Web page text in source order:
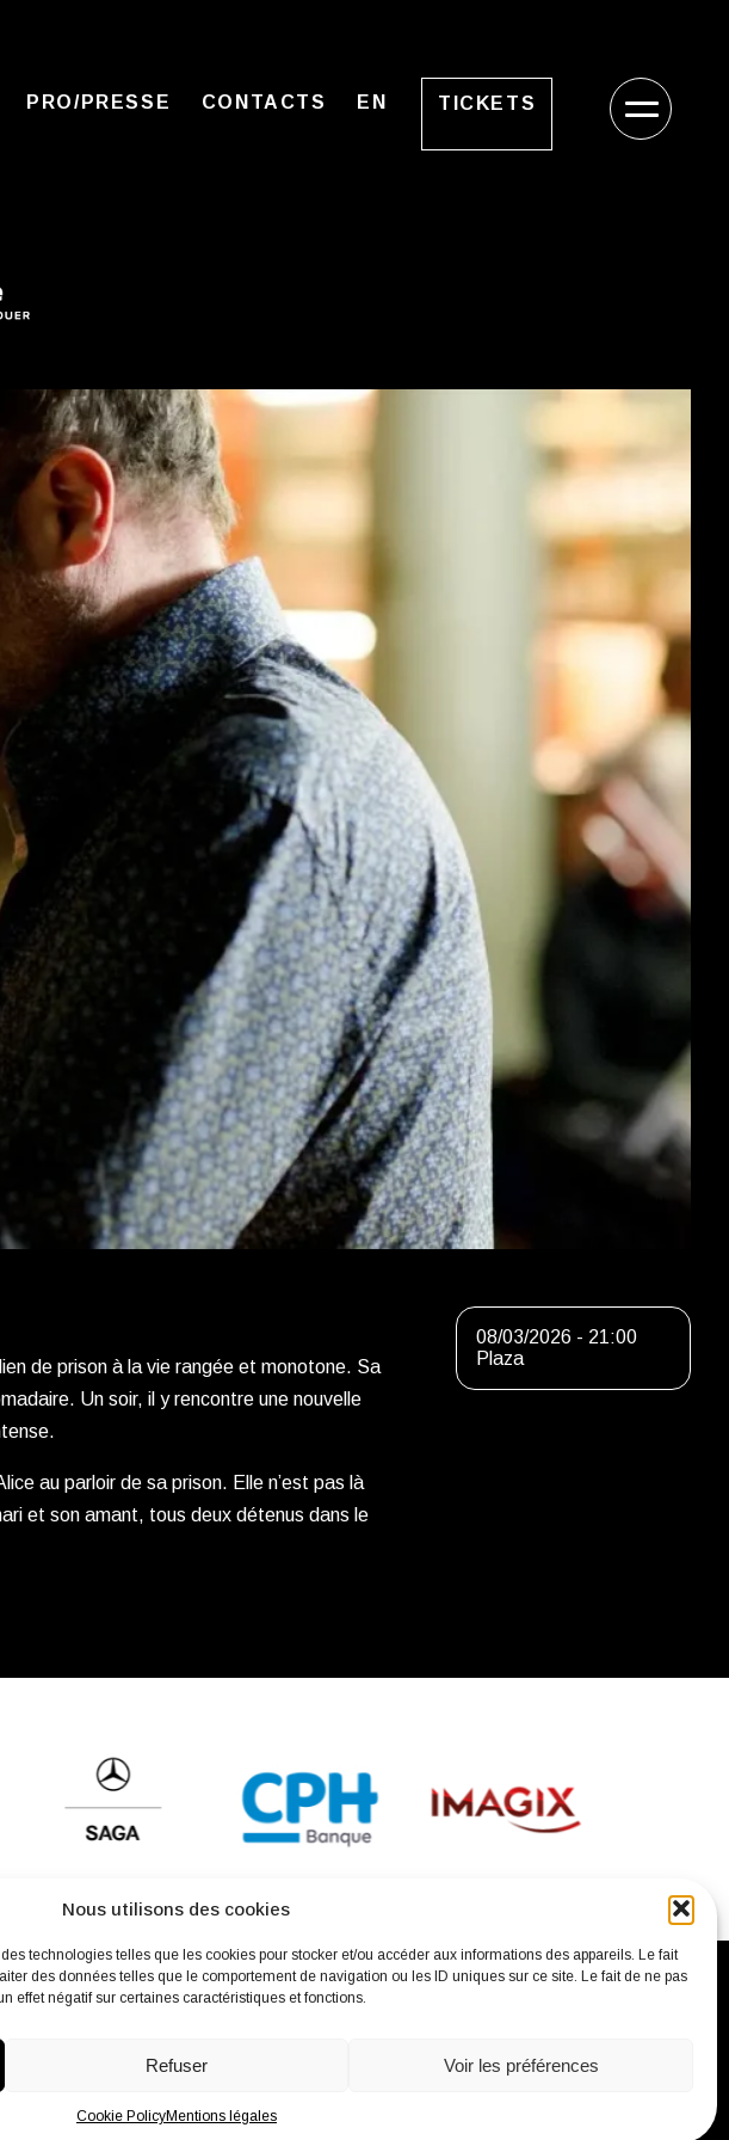
Nous utilisons des cookies
technologies telles que les cookies pour stocker et/ou accéder aux informations des appareils. Le fait
des données telles que le comportement de navigation ou les ID uniques sur ce site. Le fait de ne pas
effet négatif sur certaines caractéristiques et fonctions.
Refuser Voir les préférences
Cookie PolicyMentions légales
PRO/PRESSE CONTACTS EN TICKETS
de prison à la vie rangée et monotone. Sa
Un soir, il y rencontre une nouvelle
au parloir de sa prison. Elle n’est pas là
et son amant, tous deux détenus dans le
08/03/2026 - 21:00
Plaza
Youtube